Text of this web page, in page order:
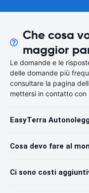
Che cosa
maggior
Le domande e le
delle domande più
consultare la pagina
mettersi in contatto con
EasyTerra
Cosa devo fare al
Ci sono costi